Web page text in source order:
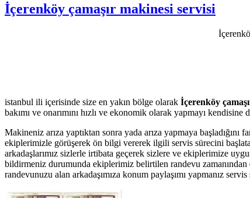
İçerenköy çamaşır makinesi servisi
istanbul ili içerisinde size en yakın bölge olarak İçerenköy
bakımı ve onarımını hızlı ve ekonomik olarak yapmayı
Makineniz arıza yaptıktan sonra yada arıza yapmaya başladığını
ekiplerimizle görüşerek ön bilgi vererek ilgili servis sürecini
arkadaşlarımız sizlerle irtibata geçerek sizlere ve ekiplerimize
bildirmeniz durumunda ekiplerimiz belirtilen randevu
randevunuzu alan arkadaşımıza konum paylaşımı yapmanız